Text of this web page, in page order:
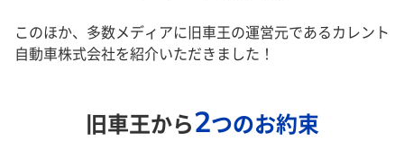
このほか、多数メディアに旧車王の運営元であるカレント
自動車株式会社を紹介いただきました！
旧車王から2つのお約束